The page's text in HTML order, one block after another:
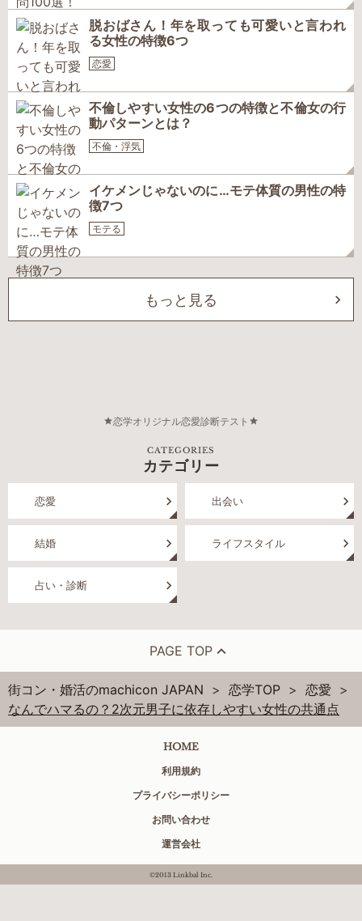
脱おばさん！年を取っても可愛いと言われ
る女性の特徴6つ
恋愛
不倫しやすい女性の6つの特徴と不倫女の行
動パターンとは？
不倫・浮気
イケメンじゃないのに…モテ体質の男性の特
徴7つ
モテる
もっと見る
恋学オリジナル恋愛診断テスト
CATEGORIES
カテゴリー
恋愛 出会い
結婚 ライフスタイル
占い・診断
PAGE TOP
街コン・婚活のmachicon JAPAN 恋学TOP
恋愛
なんでハマるの？2次元男子に依存しやすい女性の共通点
HOME
利用規約
プライバシーポリシー
お問い合わせ
運営会社
©2013 Linkbal Inc.